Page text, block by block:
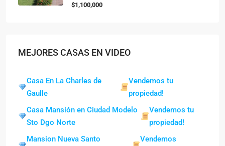
$1,100,000
MEJORES CASAS EN VIDEO
Casa En La Charles de
Gaulle
Vendemos tu
propiedad!
Casa Mansión en Ciudad Modelo
Sto Dgo Norte
Vendemos tu
propiedad!
Mansion Nueva Santo
Vendemos